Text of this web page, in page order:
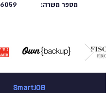
6059 מספר משרה:
SmartJOB